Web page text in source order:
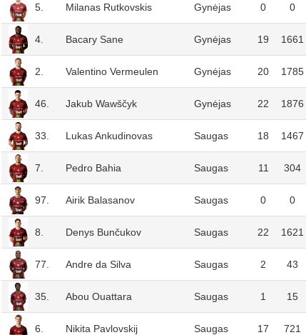
5. Milanas Rutkovskis Gynėjas 0 0
4. Bacary Sane Gynėjas 19 1661
2. Valentino Vermeulen Gynėjas 20 1785
46. Jakub Wawščyk Gynėjas 22 1876
33. Lukas Ankudinovas Saugas 18 1467
7. Pedro Bahia Saugas 11 304
97. Airik Balasanov Saugas 0 0
8. Denys Bunčukov Saugas 22 1621
77. Andre da Silva Saugas 2 43
35. Abou Ouattara Saugas 1 15
6. Nikita Pavlovskij Saugas 17 721